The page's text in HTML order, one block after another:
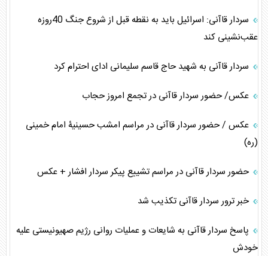
سردار قاآنی: اسرائیل باید به نقطه قبل از شروع جنگ 40روزه
عقب‌نشینی کند
سردار قاآنی به شهید حاج قاسم سلیمانی ادای احترام کرد
عکس/ حضور سردار قاآنی در تجمع امروز حجاب
عکس / حضور سردار قاآنی در مراسم امشب حسینیۀ امام خمینی
(ره)
حضور سردار قاآنی در مراسم تشییع پیکر سردار افشار + عکس
خبر ترور سردار قاآنی تکذیب شد
پاسخ سردار قاآنی به شایعات و عملیات روانی رژیم صهیونیستی علیه
خودش